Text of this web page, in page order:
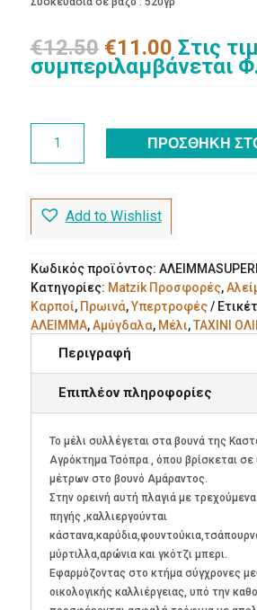
€12.50 Original
price
was:
€11.00Η
€11.00.
Στις
συμπεριλαμβάνεται
Super
ποσότητα
ΠΡΟΣΘΉΚΗ
Add to Wishlist
Κωδικός προϊόντος:
Κατηγορίες: Matzik Προσφορές,
Καρποί, Πρωινά,Υπερτροφές
ΑΛΕΙΜΜΑ,Αμύγδαλα, Μέλι,ΤΑΧΙΝΙ
Περιγραφή
Επιπλέον πληροφορίες
Το μέλι συλλέγεται στα βουνά της
Αγρόκτημα Τσόπρα , όπου βρίσκεται
μέτρων στο βουνό Αμάραντος.
Στην ορεινή αυτή πλαγιά με
πηγής ,καλλιεργούνται
μύρτιλλα,αρώνια και γκότζι μπερι.
Εφαρμόζοντας στο κτήμα σύγχρονες
οικολογικής καλλιέργειας, υπό την